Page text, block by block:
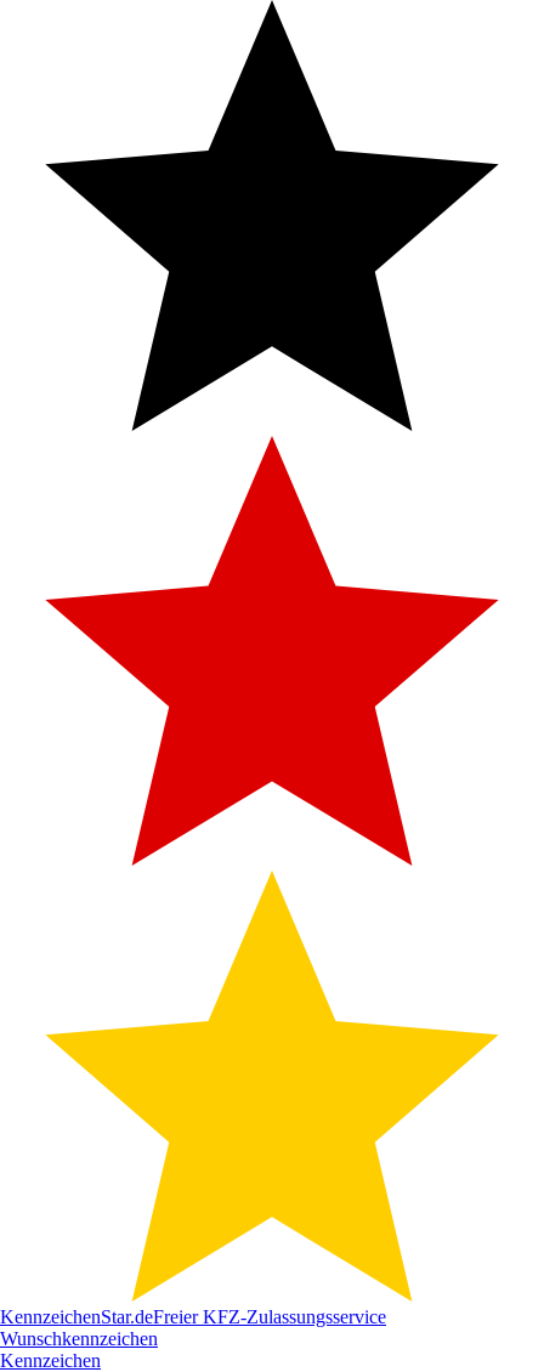
KennzeichenStar.deFreier KFZ-Zulassungsservice
Wunschkennzeichen
Kennzeichen